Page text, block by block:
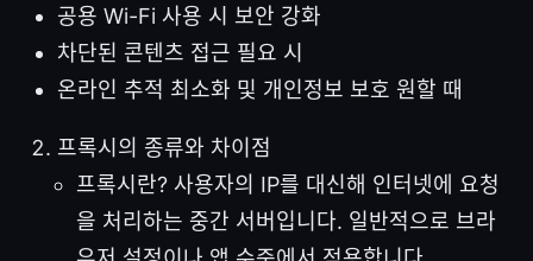
공용 Wi-Fi 사용 시 보안 강화
차단된 콘텐츠 접근 필요 시
온라인 추적 최소화 및 개인정보 보호 원할 때
프록시의 종류와 차이점
프록시란? 사용자의 IP를 대신해 인터넷에 요청
을 처리하는 중간 서버입니다. 일반적으로 브라